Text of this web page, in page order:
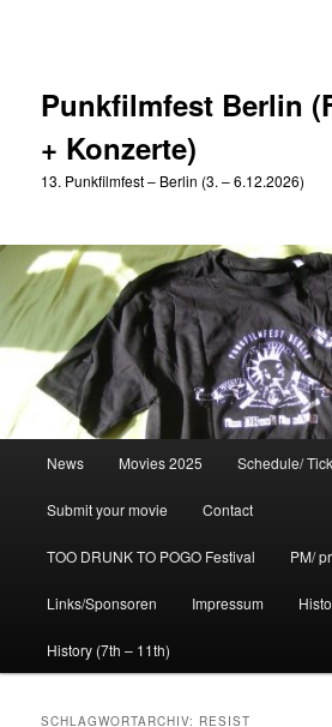
Punkfilmfest Berlin
+ Konzerte)
13. Punkfilmfest – Berlin (3. – 6.12.2026)
News Movies 2025 Schedule/
Submit your movie Contact
TOO DRUNK TO POGO Festival PM/
Links/Sponsoren Impressum
History (7th – 11th)
SCHLAGWORTARCHIV: RESIST